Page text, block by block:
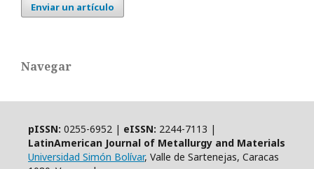
Enviar un artículo
Navegar
pISSN: 0255-6952 | eISSN: 2244-7113 |
LatinAmerican Journal of Metallurgy and Materials
Universidad Simón Bolívar, Valle de Sartenejas, Caracas